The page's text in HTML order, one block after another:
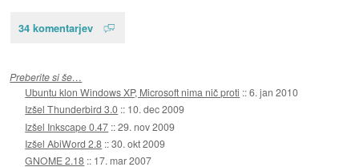
34 komentarjev
Preberite si še…
Ubuntu klon Windows XP, Microsoft nima nič proti ::6. jan 2010
Izšel Thunderbird 3.0 :: 10. dec 2009
Izšel Inkscape 0.47 ::29. nov 2009
Izšel AbiWord 2.8 ::30. okt 2009
GNOME 2.18 :: 17. mar 2007